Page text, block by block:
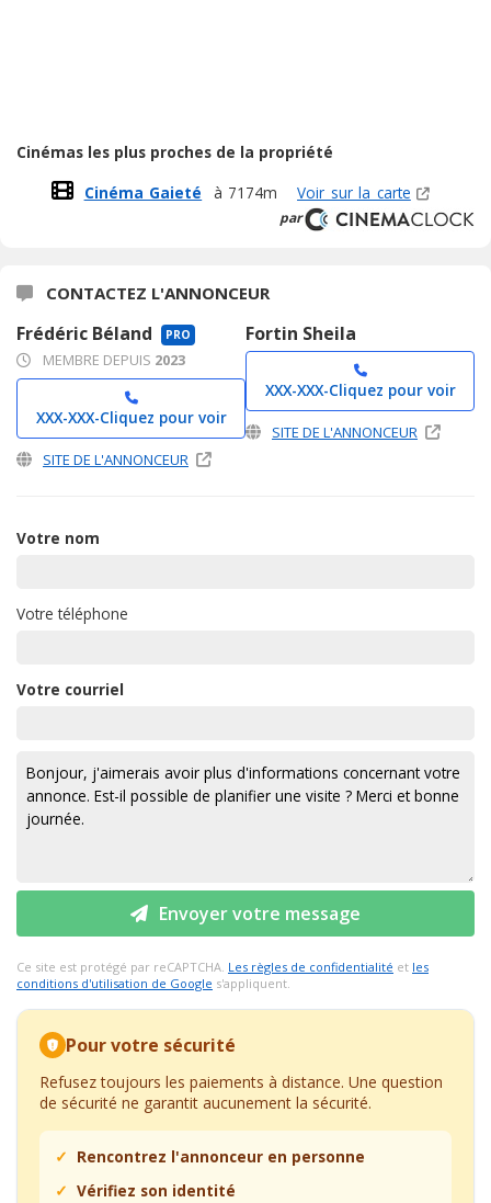
Cinémas les plus proches de la propriété
Cinéma Gaieté
à 7174m Voir sur la carte
par
CONTACTEZ L'ANNONCEUR
Frédéric Béland PRO
MEMBRE DEPUIS 2023
XXX-XXX-Cliquez pour voir
SITE DE L'ANNONCEUR
Fortin Sheila
XXX-XXX-Cliquez pour voir
SITE DE L'ANNONCEUR
Votre nom
Votre téléphone
Votre courriel
Envoyer votre message
Ce site est protégé par reCAPTCHA. Les règles de confidentialité et les
conditions d'utilisation de Google s'appliquent.
Pour votre sécurité
Refusez toujours les paiements à distance. Une question
de sécurité ne garantit aucunement la sécurité.
Rencontrez l'annonceur en personne
Vérifiez son identité